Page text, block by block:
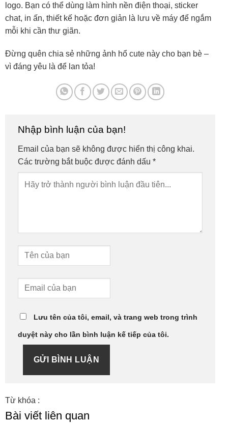
logo. Bạn có thể dùng làm hình nền điện thoại, sticker
chat, in ấn, thiết kế hoặc đơn giản là lưu về máy để ngắm
mỗi khi cần thư giãn.
Đừng quên chia sẻ những ảnh hổ cute này cho bạn bè –
vì đáng yêu là để lan tỏa!
Nhập bình luận của bạn!
Email của bạn sẽ không được hiển thị công khai.
Các trường bắt buộc được đánh dấu *
Lưu tên của tôi, email, và trang web trong trình
duyệt này cho lần bình luận kế tiếp của tôi.
GỬI BÌNH LUẬN
Từ khóa :
Bài viết liên quan